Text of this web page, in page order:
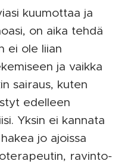
kuumottaa ja
on aika tehdä
ei ole liian
ja vaikka
sairaus, kuten
edelleen
Yksin ei kannata
jo ajoissa
ravinto-